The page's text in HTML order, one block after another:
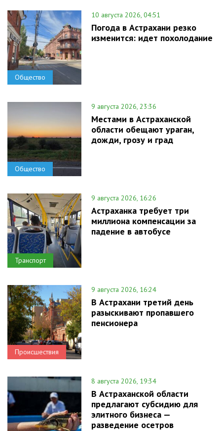
Общество
10 августа 2026, 04:51
Погода в Астрахани резко
изменится: идет похолодание
Общество
9 августа 2026, 23:36
Местами в Астраханской
области обещают ураган,
дожди, грозу и град
Транспорт
9 августа 2026, 16:26
Астраханка требует три
миллиона компенсации за
падение в автобусе
Происшествия
9 августа 2026, 16:24
В Астрахани третий день
разыскивают пропавшего
пенсионера
8 августа 2026, 19:34
В Астраханской области
предлагают субсидию для
элитного бизнеса —
разведение осетров